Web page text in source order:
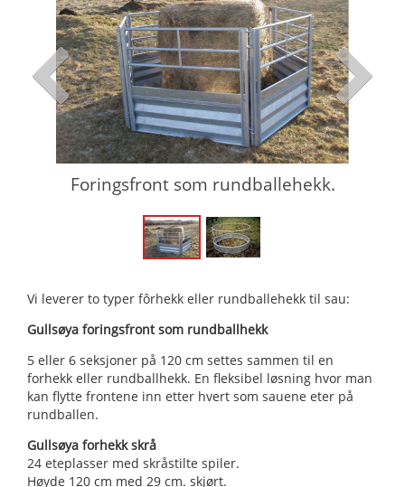
Foringsfront som rundballehekk.
Vi leverer to typer fôrhekk eller rundballehekk til sau:
Gullsøya foringsfront som rundballhekk
5 eller 6 seksjoner på 120 cm settes sammen til en
forhekk eller rundballhekk. En fleksibel løsning hvor man
kan flytte frontene inn etter hvert som sauene eter på
rundballen.
Gullsøya forhekk skrå
24 eteplasser med skråstilte spiler.
Høyde 120 cm med 29 cm. skjørt.